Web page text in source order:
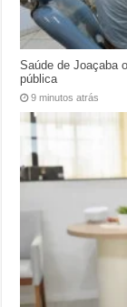
Saúde de Joaçaba
pública
9 minutos atrás